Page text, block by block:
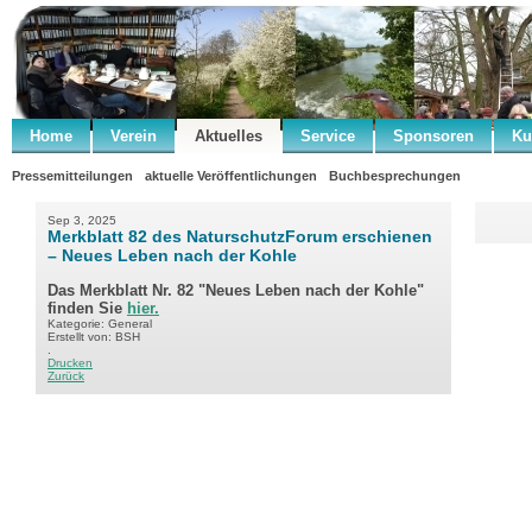
Home Verein Aktuelles Service Sponsoren
Pressemitteilungen aktuelle Veröffentlichungen Buchbesprechungen
Sep 3, 2025
Merkblatt 82 des NaturschutzForum erschienen
– Neues Leben nach der Kohle
Das Merkblatt Nr. 82 "Neues Leben nach der Kohle"
finden Sie hier.
Kategorie: General
Erstellt von: BSH
Drucken
Zurück